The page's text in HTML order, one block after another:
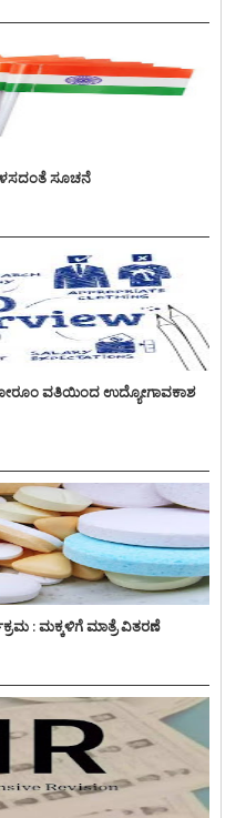
ಸೂಚನೆ
ವತಿಯಿಂದ ಉದ್ಯೋಗಾವಕಾಶ
: ಮಕ್ಕಳಿಗೆ ಮಾತ್ರೆ ವಿತರಣೆ